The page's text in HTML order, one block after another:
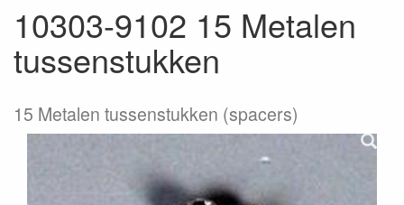
10303-9102 15 Metalen
tussenstukken
15 Metalen tussenstukken (spacers)